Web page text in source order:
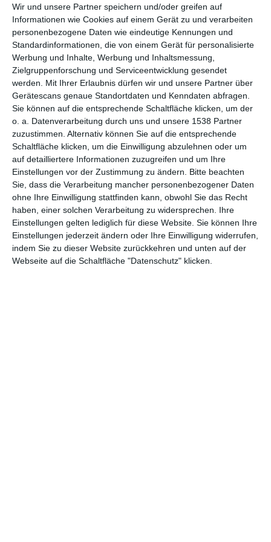
Wir und unsere Partner speichern und/oder greifen auf
Informationen wie Cookies auf einem Gerät zu und verarbeiten
personenbezogene Daten wie eindeutige Kennungen und
Standardinformationen, die von einem Gerät für personalisierte
Werbung und Inhalte, Werbung und Inhaltsmessung,
Zielgruppenforschung und Serviceentwicklung gesendet
werden.
Mit Ihrer Erlaubnis dürfen wir und unsere Partner über
Gerätescans genaue Standortdaten und Kenndaten abfragen.
Sie können auf die entsprechende Schaltfläche klicken, um der
o. a. Datenverarbeitung durch uns und unsere 1538 Partner
zuzustimmen. Alternativ können Sie auf die entsprechende
Schaltfläche klicken, um die Einwilligung abzulehnen oder um
auf detailliertere Informationen zuzugreifen und um Ihre
Einstellungen vor der Zustimmung zu ändern.
Bitte beachten
Sie, dass die Verarbeitung mancher personenbezogener Daten
ohne Ihre Einwilligung stattfinden kann, obwohl Sie das Recht
haben, einer solchen Verarbeitung zu widersprechen. Ihre
Einstellungen gelten lediglich für diese Website. Sie können Ihre
Einstellungen jederzeit ändern oder Ihre Einwilligung widerrufen,
indem Sie zu dieser Website zurückkehren und unten auf der
Webseite auf die Schaltfläche "Datenschutz" klicken.
Badezimmer im
skandinavischen Stil
mit freistehender
Badewanne
Zu den Favoriten hinzufügen
Elegantes
Badezimmer mit
Kamin